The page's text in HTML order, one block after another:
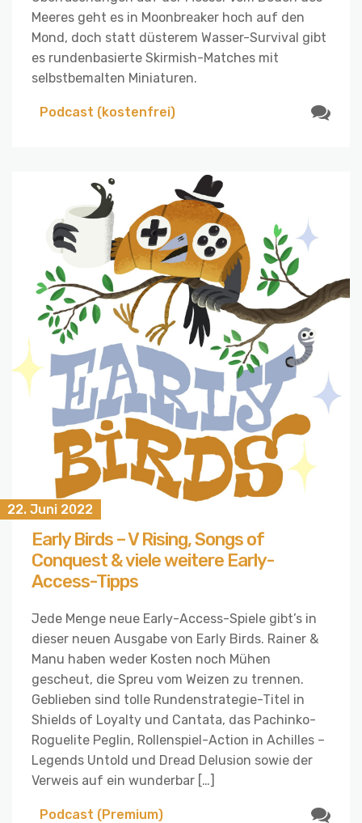
Meeres geht es in Moonbreaker hoch auf den
Mond, doch statt düsterem Wasser-Survival gibt
es rundenbasierte Skirmish-Matches mit
selbstbemalten Miniaturen.
Podcast (kostenfrei)
22. Juni 2022
Early Birds – V Rising, Songs of
Conquest & viele weitere Early-
Access-Tipps
Jede Menge neue Early-Access-Spiele gibt’s in
dieser neuen Ausgabe von Early Birds. Rainer &
Manu haben weder Kosten noch Mühen
gescheut, die Spreu vom Weizen zu trennen.
Geblieben sind tolle Rundenstrategie-Titel in
Shields of Loyalty und Cantata, das Pachinko-
Roguelite Peglin, Rollenspiel-Action in Achilles –
Legends Untold und Dread Delusion sowie der
Verweis auf ein wunderbar […]
Podcast (Premium)